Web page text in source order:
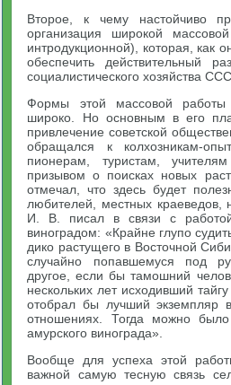
Второе, к чему настойчиво
организация широкой
интродукционной), которая, как
обеспечить действительный
социалистического хозяйства
Формы этой массовой
широко. Но основным в его
привлечение советской
обращался к колхозникам-
пионерам, туристам,
призывом о поисках новых
отмечал, что здесь будет
любителей, местных краеведов,
И. В. писал в связи с
виноградом: «Крайне глупо
дико растущего в Восточной
случайно попавшемуся под
другое, если бы тамошний
нескольких лет исходивший
отобрал бы лучший экземпляр
отношениях. Тогда можно
амурского винограда».
Вообще для успеха этой
важной самую тесную связь